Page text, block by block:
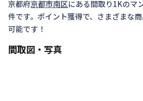
京都府京都市南区にある間取り1Kのマ
件です。ポイント獲得で、さまざまな
可能です！
間取図・写真